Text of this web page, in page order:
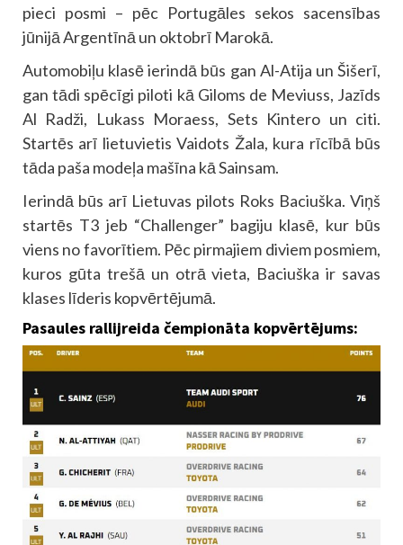
pieci posmi – pēc Portugāles sekos sacensības
jūnijā Argentīnā un oktobrī Marokā.
Automobiļu klasē ierindā būs gan Al-Atija un Šišerī,
gan tādi spēcīgi piloti kā Giloms de Meviuss, Jazīds
Al Radži, Lukass Moraess, Sets Kintero un citi.
Startēs arī lietuvietis Vaidots Žala, kura rīcībā būs
tāda paša modeļa mašīna kā Sainsam.
Ierindā būs arī Lietuvas pilots Roks Baciuška. Viņš
startēs T3 jeb “Challenger” bagiju klasē, kur būs
viens no favorītiem. Pēc pirmajiem diviem posmiem,
kuros gūta trešā un otrā vieta, Baciuška ir savas
klases līderis kopvērtējumā.
Pasaules rallijreida čempionāta kopvērtējums: